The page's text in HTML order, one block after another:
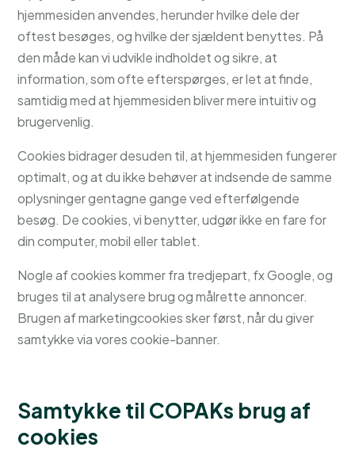
hjemmesiden anvendes, herunder hvilke dele der
oftest besøges, og hvilke der sjældent benyttes. På
den måde kan vi udvikle indholdet og sikre, at
information, som ofte efterspørges, er let at finde,
samtidig med at hjemmesiden bliver mere intuitiv og
brugervenlig.
Cookies bidrager desuden til, at hjemmesiden fungerer
optimalt, og at du ikke behøver at indsende de samme
oplysninger gentagne gange ved efterfølgende
besøg. De cookies, vi benytter, udgør ikke en fare for
din computer, mobil eller tablet.
Nogle af cookies kommer fra tredjepart, fx Google, og
bruges til at analysere brug og målrette annoncer.
Brugen af marketingcookies sker først, når du giver
samtykke via vores cookie-banner.
Samtykke til COPAKs brug af
cookies